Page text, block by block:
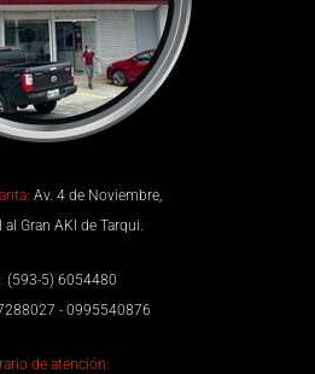
Av. 4 de Noviembre,
Gran AKI de Tarqui.
(593-5) 6054480
- 0995540876
de atención: